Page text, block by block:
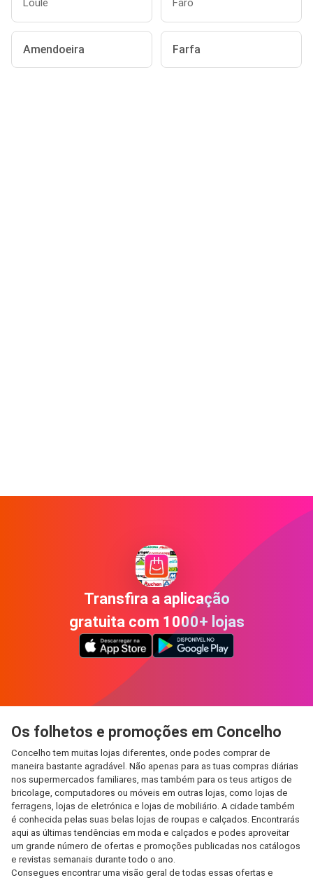
Loulé Faro
Amendoeira Farfa
Transfira a aplicação
gratuita com 1000+ lojas
Os folhetos e promoções em Concelho
Concelho tem muitas lojas diferentes, onde podes comprar de
maneira bastante agradável. Não apenas para as tuas compras diárias
nos supermercados familiares, mas também para os teus artigos de
bricolage, computadores ou móveis em outras lojas, como lojas de
ferragens, lojas de eletrónica e lojas de mobiliário. A cidade também
é conhecida pelas suas belas lojas de roupas e calçados. Encontrarás
aqui as últimas tendências em moda e calçados e podes aproveitar
um grande número de ofertas e promoções publicadas nos catálogos
e revistas semanais durante todo o ano.
Consegues encontrar uma visão geral de todas essas ofertas e